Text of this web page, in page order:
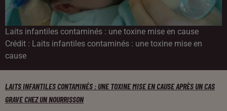
Laits infantiles contaminés : une toxine mise en cause
Crédit : Laits infantiles contaminés : une toxine mise en
cause
LAITS INFANTILES CONTAMINÉS : UNE TOXINE MISE EN CAUSE APRÈS UN CAS
GRAVE CHEZ UN NOURRISSON